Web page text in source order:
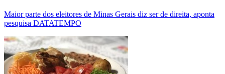
Maior parte dos eleitores de Minas Gerais diz ser de direita, aponta
pesquisa DATATEMPO